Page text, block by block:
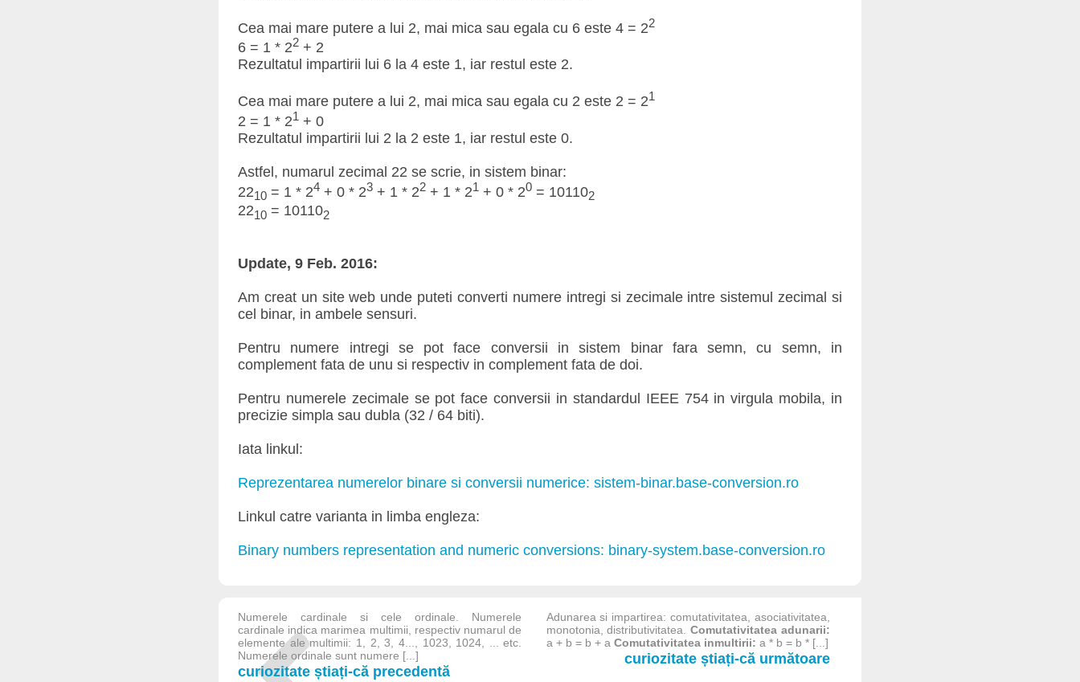
Cea mai mare putere a lui 2, mai mica sau egala cu 6 este 4 = 22
6 = 1 * 22 + 2
Rezultatul impartirii lui 6 la 4 este 1, iar restul este 2.
Cea mai mare putere a lui 2, mai mica sau egala cu 2 este 2 = 21
2 = 1 * 21 + 0
Rezultatul impartirii lui 2 la 2 este 1, iar restul este 0.
Astfel, numarul zecimal 22 se scrie, in sistem binar:
2210 = 1 * 24 + 0 * 23 + 1 * 22 + 1 * 21 + 0 * 20 = 101102
2210 = 101102
Update, 9 Feb. 2016:
Am creat un site web unde puteti converti numere intregi si zecimale intre sistemul zecimal si
cel binar, in ambele sensuri.
Pentru numere intregi se pot face conversii in sistem binar fara semn, cu semn, in
complement fata de unu si respectiv in complement fata de doi.
Pentru numerele zecimale se pot face conversii in standardul IEEE 754 in virgula mobila, in
precizie simpla sau dubla (32 / 64 biti).
Iata linkul:
Reprezentarea numerelor binare si conversii numerice: sistem-binar.base-conversion.ro
Linkul catre varianta in limba engleza:
Binary numbers representation and numeric conversions: binary-system.base-conversion.ro
Numerele cardinale si cele ordinale. Numerele
cardinale indica marimea multimii, respectiv numarul de
elemente ale multimii: 1, 2, 3, 4..., 1023, 1024, ... etc.
Numerele ordinale sunt numere [...]
curiozitate știați-că precedentă
Adunarea si impartirea: comutativitatea, asociativitatea,
monotonia, distributivitatea.Comutativitatea adunarii:
a + b = b + a Comutativitatea inmultirii: a * b = b * [...]
curiozitate știați-că următoare